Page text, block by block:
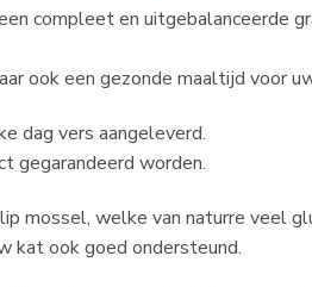
compleet en uitgebalanceerde
ook een gezonde maaltijd voor
dag vers aangeleverd.
gegarandeerd worden.
mossel, welke van naturre veel
kat ook goed ondersteund.